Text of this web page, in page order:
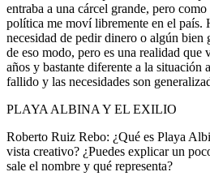
entraba a una cárcel grande, pero
política me moví libremente en el país.
necesidad de pedir dinero o algún bien
de eso modo, pero es una realidad que
años y bastante diferente a la situación
fallido y las necesidades son
PLAYA ALBINA Y EL EXILIO
Roberto Ruiz Rebo: ¿Qué es Playa
vista creativo? ¿Puedes explicar un
sale el nombre y qué representa?